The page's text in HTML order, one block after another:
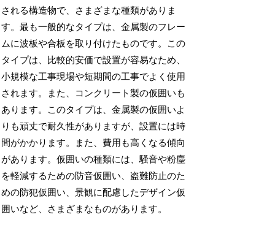
される構造物で、さまざまな種類がありま
す。最も一般的なタイプは、金属製のフレー
ムに波板や合板を取り付けたものです。この
タイプは、比較的安価で設置が容易なため、
小規模な工事現場や短期間の工事でよく使用
されます。また、コンクリート製の仮囲いも
あります。このタイプは、金属製の仮囲いよ
りも頑丈で耐久性がありますが、設置には時
間がかかります。また、費用も高くなる傾向
があります。仮囲いの種類には、騒音や粉塵
を軽減するための防音仮囲い、盗難防止のた
めの防犯仮囲い、景観に配慮したデザイン仮
囲いなど、さまざまなものがあります。